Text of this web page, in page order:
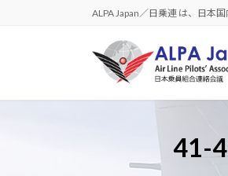
へ
ョ
ALPA Japan／日乗連 は、日本
41-